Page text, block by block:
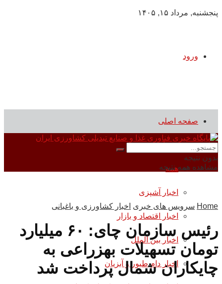
پنجشنبه, مرداد ۱۵, ۱۴۰۵
ورود
صفحه اصلی
سرویس های خبری
همه
اخبار آشپزی
اخبار اقتصاد و بازار
اخبار بین الملل
اخبار دام طیور و آبزیان
بدون نتیجه
مشاهده همه نتیجه
Home سرویس های خبری اخبار کشاورزی و باغبانی
رئیس سازمان چای: ۶۰ میلیارد
تومان تسهیلات بهزراعی به
چایکاران شمال پرداخت شد